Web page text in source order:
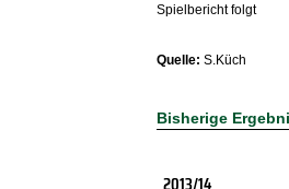
Spielbericht folgt
Quelle: S.Küch
Bisherige